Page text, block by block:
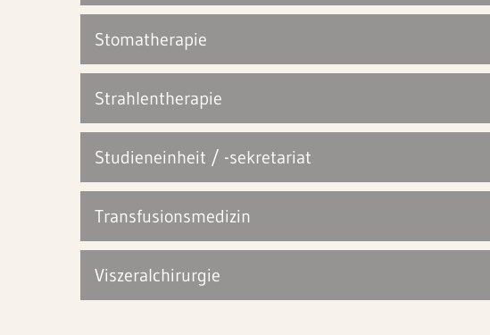
Stomatherapie
Strahlentherapie
Studieneinheit / -sekretariat
Transfusionsmedizin
Viszeralchirurgie